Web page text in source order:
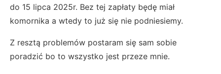
do 15 lipca 2025r. Bez tej zapłaty będę miał
komornika a wtedy to już się nie podniesiemy.
Z resztą problemów postaram się sam sobie
poradzić bo to wszystko jest przeze mnie.